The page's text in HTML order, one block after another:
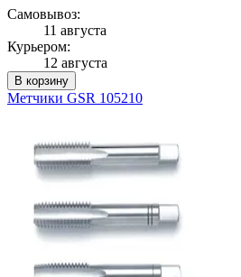
Самовывоз:
11 августа
Курьером:
12 августа
В корзину
Метчики GSR 105210